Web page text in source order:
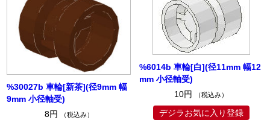
%30027b 車輪[新茶](径9mm 幅
9mm 小径軸受)
8円
（税込み）
%6014b 車輪[白](径11mm 幅12
mm 小径軸受)
10円
（税込み）
デジラお気に入り登録